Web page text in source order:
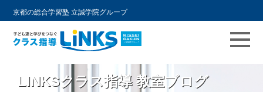
京都の総合学習塾 立誠学院グループ
LINKSクラス指導 教室ブログ